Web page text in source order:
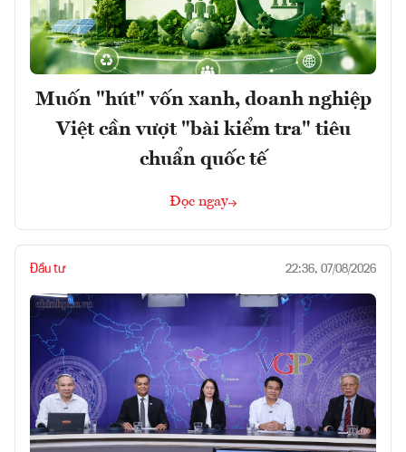
Muốn "hút" vốn xanh, doanh nghiệp
Việt cần vượt "bài kiểm tra" tiêu
chuẩn quốc tế
Đọc ngay
Đầu tư 22:36, 07/08/2026